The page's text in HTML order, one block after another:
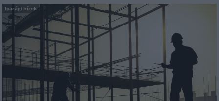
Iparági hírek